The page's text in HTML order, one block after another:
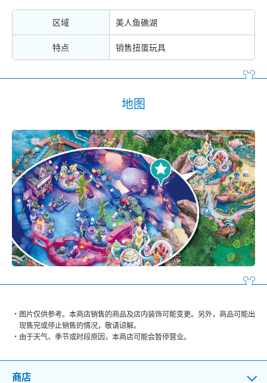
区域 美人鱼礁湖
特点 销售扭蛋玩具
地图
图片仅供参考。本商店销售的商品及店内装饰可能变更。另外，商品可能出
现售完或停止销售的情况，敬请谅解。
由于天气、季节或时段原因，本商店可能会暂停营业。
商店